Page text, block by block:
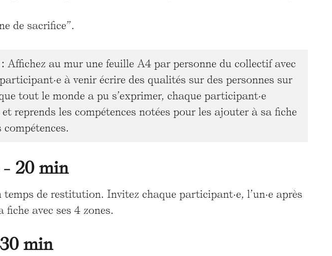
de sacrifice”.
Affichez au mur une feuille A4 par personne du collectif avec
à venir écrire des qualités sur des personnes sur
tout le monde a pu s’exprimer, chaque participant·e
reprends les compétences notées pour les ajouter à sa fiche
20 min
de restitution. Invitez chaque participant·e, l’un·e après
avec ses 4 zones.
min